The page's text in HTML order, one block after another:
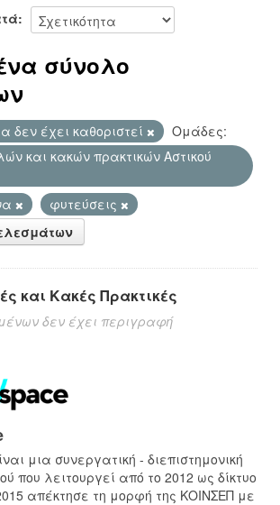
σύνολο
δεν έχει καθοριστεί
Ομάδες:
και κακών πρακτικών Αστικού
φυτεύσεις
και Κακές Πρακτικές
δεν έχει περιγραφή
μια συνεργατική - διεπιστημονική
που λειτουργεί από το 2012 ως δίκτυο
απέκτησε τη μορφή της ΚΟΙΝΣΕΠ με